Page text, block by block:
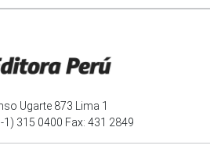
Ugarte 873 Lima 1
315 0400 Fax: 431 2849